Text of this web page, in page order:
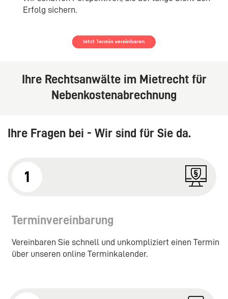
Erfolg sichern.
Ihre Rechtsanwälte im Mietrecht für
Nebenkostenabrechnung
Ihre Fragen bei - Wir sind für Sie da.
1
Terminvereinbarung
Vereinbaren Sie schnell und unkompliziert einen Termin
über unseren online Terminkalender.